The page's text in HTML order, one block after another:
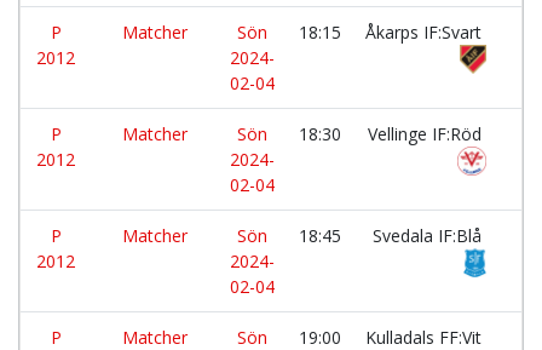
P
2012
Matcher
Sön
2024-
02-04
18:15 Åkarps IF:Svart
P
2012
Matcher
Sön
2024-
02-04
18:30 Vellinge IF:Röd
P
2012
Matcher
Sön
2024-
02-04
18:45 Svedala IF:Blå
P
Matcher
Sön
19:00 Kulladals FF:Vit